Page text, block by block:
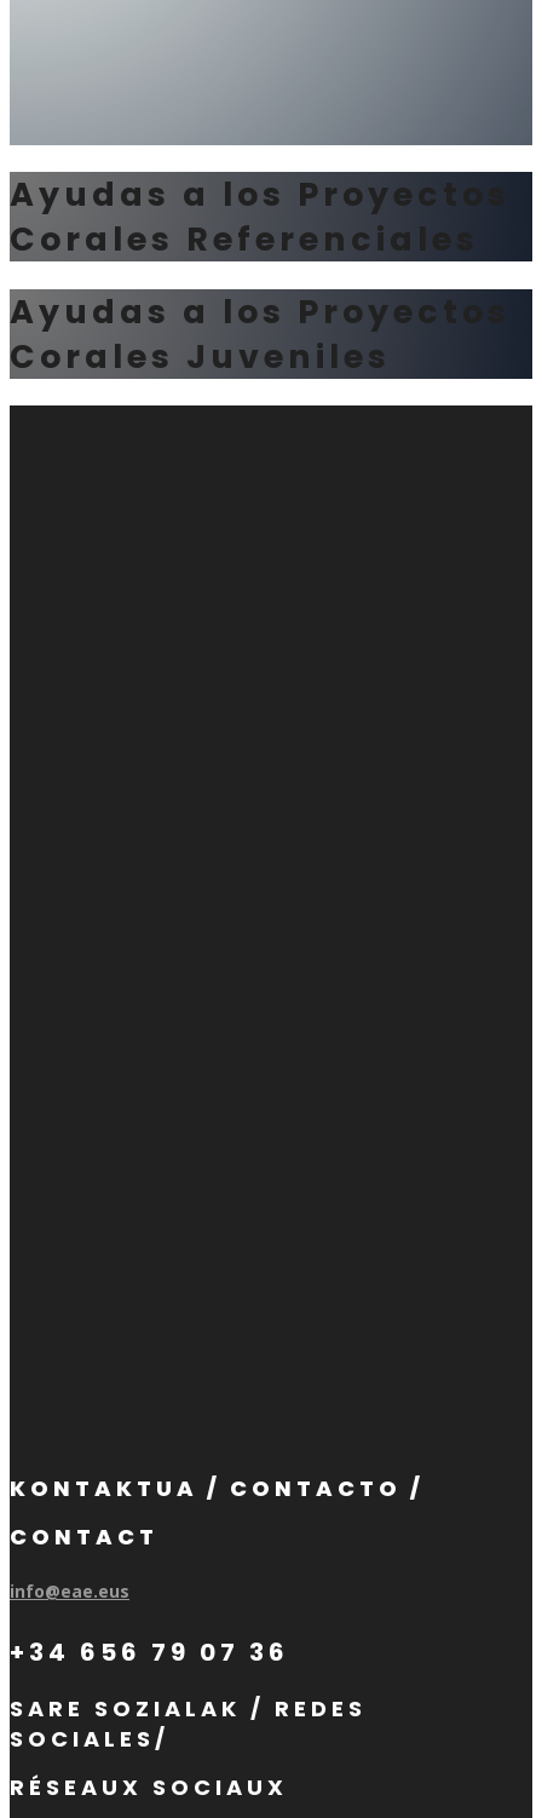
Ayudas a los Proyectos
Corales Referenciales
Ayudas a los Proyectos
Corales Juveniles
KONTAKTUA / CONTACTO /
CONTACT
info@eae.eus
+34 656 79 07 36
SARE SOZIALAK / REDES
SOCIALES/
RÉSEAUX SOCIAUX